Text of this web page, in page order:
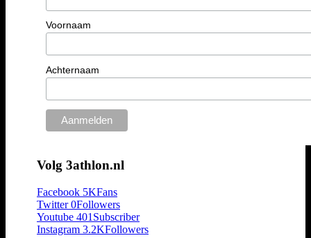
Voornaam
Achternaam
Volg 3athlon.nl
Facebook 5KFans
Twitter 0Followers
Youtube 401 Subscriber
Instagram 3.2KFollowers